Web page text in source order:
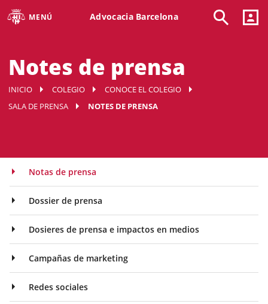
MENÚ Advocacia Barcelona
Notes de prensa
INICIO COLEGIO
CONOCE EL COLEGIO
SALA DE PRENSA
NOTES DE PRENSA
Notas de prensa
Dossier de prensa
Dosieres de prensa e impactos en medios
Campañas de marketing
Redes sociales